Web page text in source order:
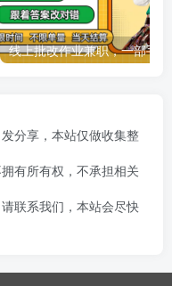
分享，本站仅做收集整
有所有权，不承担相关
联系我们，本站会尽快